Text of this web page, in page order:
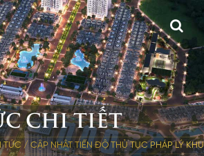
CHI TIẾT
TỨC /CẬP NHẬT TIẾN ĐỘ THỦ TỤC PHÁP LÝ KHU